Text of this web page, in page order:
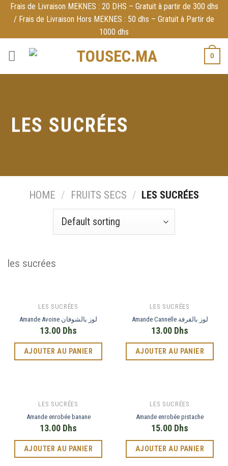
Skip
content
Frais de Livraison MEKNES : 20 DHS – Gratuit à partir de 300 dhs
/ Frais de Livraison Hors MEKNES : 50 dhs – Gratuit à Partir de
1000 dhs
0
LES SUCRÉES
HOME / FRUITS SECS / LES SUCRÉES
les sucrées
LES SUCRÉES
Amande Avoine لوز بالشوفان
13.00 Dhs
AJOUTER AU PANIER
LES SUCRÉES
Amande Cannelle لوز بالقرفة
13.00 Dhs
AJOUTER AU PANIER
LES SUCRÉES
Amande enrobée banane
13.00 Dhs
AJOUTER AU PANIER
LES SUCRÉES
Amande enrobée pistache
15.00 Dhs
AJOUTER AU PANIER